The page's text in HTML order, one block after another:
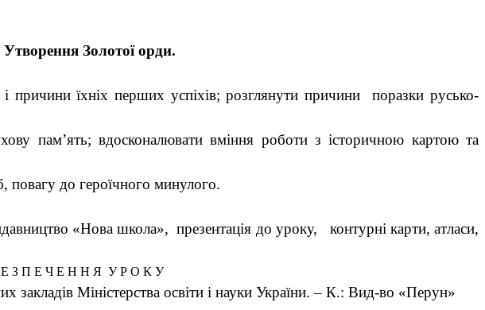
Золотої орди.
і причини їхніх перших успіхів; розглянути причини поразки русько-
пам’ять; вдосконалювати вміння роботи з історичною картою та
повагу до героїчного минулого.
«Нова школа», презентація до уроку, контурні карти, атласи,
З П Е Ч Е Н Н Я У Р О К У
закладів Міністерства освіти і науки України. – К.: Вид-во «Перун»